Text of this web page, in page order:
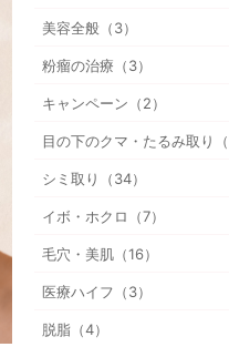
美容全般（3）
粉瘤の治療（3）
キャンペーン（2）
目の下のクマ・たるみ取り（
シミ取り（34）
イボ・ホクロ（7）
毛穴・美肌（16）
医療ハイフ（3）
脱脂（4）